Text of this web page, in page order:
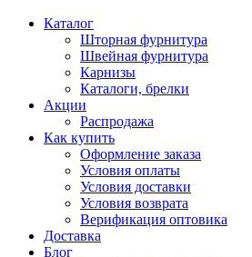
Каталог
Шторная фурнитура
Швейная фурнитура
Карнизы
Каталоги, брелки
Акции
Распродажа
Как купить
Оформление заказа
Условия оплаты
Условия доставки
Условия возврата
Верификация оптовика
Доставка
Блог